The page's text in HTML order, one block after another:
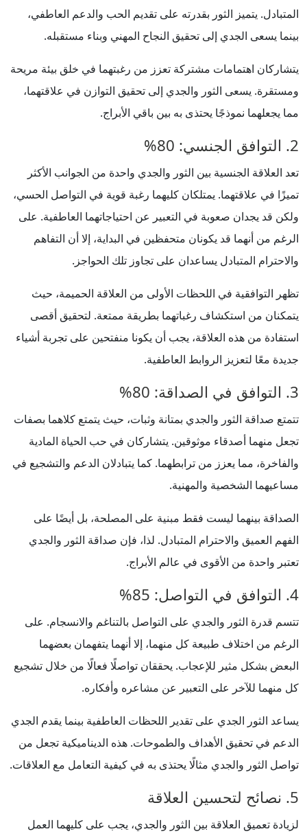
المتبادل. يتميز الثور بقدرته على تقديم الحب والدعم العاطفي،
بينما يسعى الجدي إلى تحقيق النجاح المهني وبناء مستقبله.
يتشاركان اهتمامات مشتركة تعزز من رغبتهما في خلق بيئة مريحة
ومستقرة. يسعى الثور والجدي إلى تحقيق التوازن في علاقتهما،
مما يجعلهما نموذجًا يحتذى به بين باقي الأبراج.
2. التوافق الجنسي: 80%
تعد العلاقة الجنسية بين الثور والجدي واحدة من الجوانب الأكثر
تميزًا في علاقتهما. يمتلكان كليهما رغبة قوية في التواصل الحسي،
ولكن قد يجدان صعوبة في التعبير عن احتياجاتهما العاطفية. على
الرغم من أنهما قد يكونان متحفظين في البداية، إلا أن التفاهم
والاحترام المتبادل يساعدان على تجاوز تلك الحواجز.
تظهر التوافقية في اللحظات الأولى من العلاقة الحميمة، حيث
يتمكنان من استكشاف رغباتهما بطريقة ممتعة. لتحقيق أقصى
استفادة من هذه العلاقة، يجب أن يكونا منفتحين على تجربة أشياء
جديدة معًا لتعزيز الروابط العاطفية.
3. التوافق في الصداقة: 80%
تتمتع صداقة الثور والجدي بمتانة وثبات، حيث يتمتع كلاهما بصفات
تجعل منهما أصدقاء موثوقين. يتشاركان في حب الحياة المادية
والفاخرة، مما يعزز من ترابطهما. كما يتبادلان الدعم والتشجيع في
مساعيهما الشخصية والمهنية.
الصداقة بينهما ليست فقط مبنية على المصلحة، بل أيضًا على
الفهم العميق والاحترام المتبادل. لذا، فإن صداقة الثور والجدي
تعتبر واحدة من الأقوى في عالم الأبراج.
4. التوافق في التواصل: 85%
تتسم قدرة الثور والجدي على التواصل بالتناغم والانسجام. على
الرغم من اختلاف طبيعة كل منهما، إلا أنهما يتفهمان بعضهما
البعض بشكل مثير للإعجاب. يحققان تواصلًا فعالًا من خلال تشجيع
كل منهما للآخر على التعبير عن مشاعره وأفكاره.
يساعد الثور الجدي على تقدير اللحظات العاطفية بينما يقدم الجدي
الدعم في تحقيق الأهداف والطموحات. هذه الديناميكية تجعل من
تواصل الثور والجدي مثالًا يحتذى به في كيفية التعامل مع العلاقات.
5. نصائح لتحسين العلاقة
لزيادة تعميق العلاقة بين الثور والجدي، يجب على كليهما العمل